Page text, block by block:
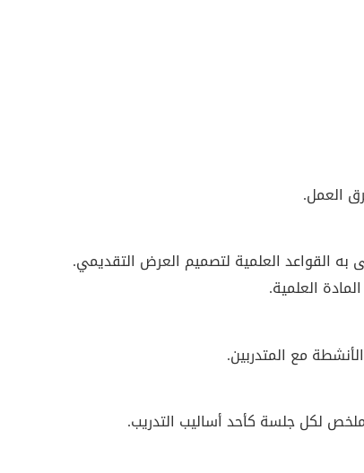
العمل.
العلمية.
مع المتدربين.
لكل جلسة كأحد أساليب التدريب.